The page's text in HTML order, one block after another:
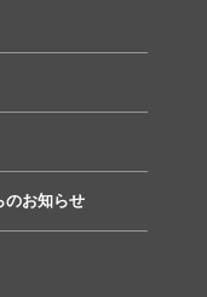
のお知らせ